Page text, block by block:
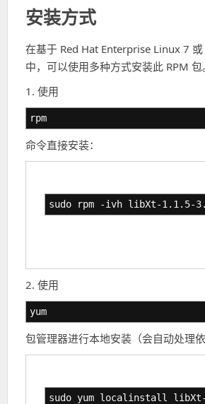
安装方式
在基于 Red Hat Enterprise Linux 7
中，可以使用多种方式安装此 RPM 包
1. 使用
rpm
命令直接安装：
sudo rpm -ivh libXt-1.1.5-
2. 使用
yum
包管理器进行本地安装（会自动处理依
sudo yum localinstall